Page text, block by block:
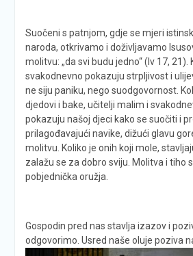
Suočeni s patnjom, gdje se mjeri
naroda, otkrivamo i doživljavamo
molitvu: „da svi budu jedno“ (Iv 17, 21).
svakodnevno pokazuju strpljivost i
ne siju paniku, nego suodgovornost.
djedovi i bake, učitelji malim i
pokazuju našoj djeci kako se suočiti i
prilagođavajući navike, dižući glavu
molitvu. Koliko je onih koji mole,
zalažu se za dobro sviju. Molitva i tiho
pobjednička oružja.
Gospodin pred nas stavlja izazov i
odgovorimo. Usred naše oluje poziva